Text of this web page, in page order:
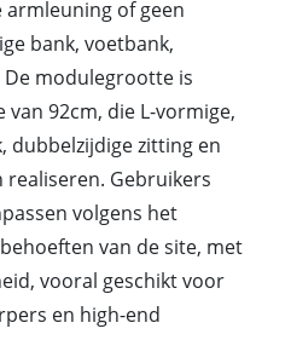
of geen
bank, voetbank,
modulegrootte is
92cm, die L-vormige,
dubbelzijdige zitting en
Gebruikers
volgens het
van de site, met
vooral geschikt voor
en high-end